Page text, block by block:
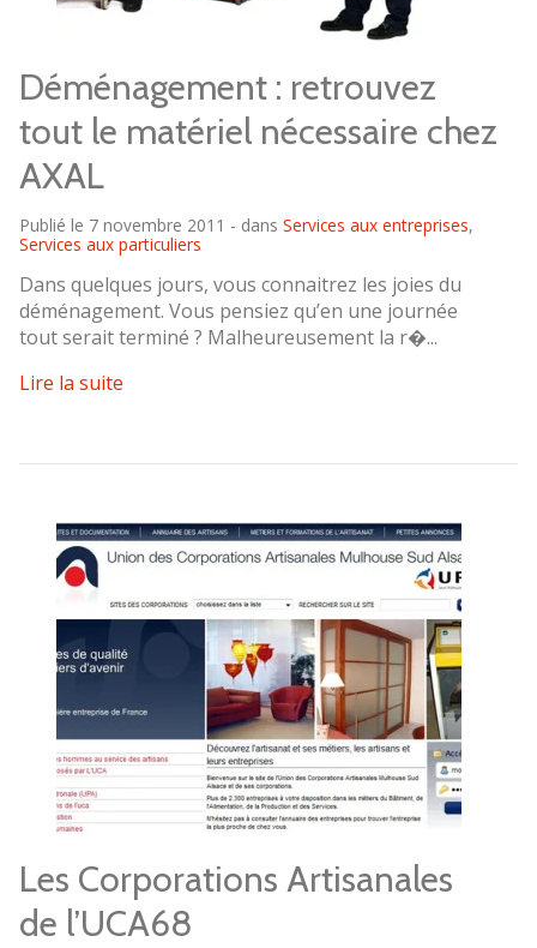
Déménagement : retrouvez
tout le matériel nécessaire chez
AXAL
Publié le 7 novembre 2011 - dans Services aux entreprises,
Services aux particuliers
Dans quelques jours, vous connaitrez les joies du
déménagement. Vous pensiez qu’en une journée
tout serait terminé ? Malheureusement la r�...
Lire la suite
Les Corporations Artisanales
de l’UCA68